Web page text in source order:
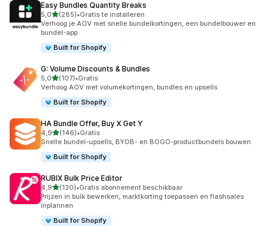
Easy Bundles Quantity Breaks
5,0van 5 sterren
(285)
285 recensies in totaal
•Gratis te installeren
Verhoog je AOV met snelle bundelkortingen, een bundelbouwer en
bundel-app
Built for Shopify
G: Volume Discounts & Bundles
5,0van 5 sterren
(107)
107 recensies in totaal
•Gratis
Verhoog AOV met volumekortingen, bundles en upsells
Built for Shopify
HA Bundle Offer, Buy X Get Y
4,9van 5 sterren
(146)
146 recensies in totaal
•Gratis
Snelle bundel-upsells, BYOB- en BOGO-productbundels bouwen
Built for Shopify
RUBIX Bulk Price Editor
4,9van 5 sterren
(130)
130 recensies in totaal
•Gratis abonnement beschikbaar
Prijzen in bulk bewerken, marktkorting toepassen en flashsales
inplannen
Built for Shopify